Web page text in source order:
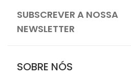
SUBSCREVER A NOSSA
NEWSLETTER
SOBRE NÓS